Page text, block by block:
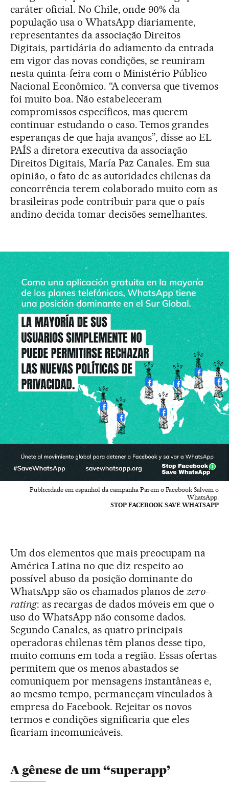
caráter oficial. No Chile, onde 90% da
população usa o WhatsApp diariamente,
representantes da associação Direitos
Digitais, partidária do adiamento da entrada
em vigor das novas condições, se reuniram
nesta quinta-feira com o Ministério Público
Nacional Econômico. “A conversa que tivemos
foi muito boa. Não estabeleceram
compromissos específicos, mas querem
continuar estudando o caso. Temos grandes
esperanças de que haja avanços”, disse ao EL
PAÍS a diretora executiva da associação
Direitos Digitais, María Paz Canales. Em sua
opinião, o fato de as autoridades chilenas da
concorrência terem colaborado muito com as
brasileiras pode contribuir para que o país
andino decida tomar decisões semelhantes.
Publicidade em espanhol da campanha Parem o Facebook Salvem o
WhatsApp.
STOP FACEBOOK SAVE WHATSAPP
Um dos elementos que mais preocupam na
América Latina no que diz respeito ao
possível abuso da posição dominante do
WhatsApp são os chamados planos dezero-
rating: as recargas de dados móveis em que o
uso do WhatsApp não consome dados.
Segundo Canales, as quatro principais
operadoras chilenas têm planos desse tipo,
muito comuns em toda a região. Essas ofertas
permitem que os menos abastados se
comuniquem por mensagens instantâneas e,
ao mesmo tempo, permaneçam vinculados à
empresa do Facebook. Rejeitar os novos
termos e condições significaria que eles
ficariam incomunicáveis.
A gênese de um “superapp’